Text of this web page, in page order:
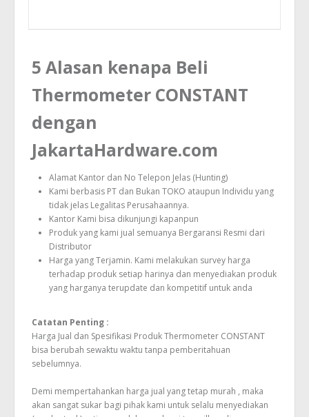
5 Alasan kenapa Beli
Thermometer CONSTANT
dengan
JakartaHardware.com
Alamat Kantor dan No Telepon Jelas (Hunting)
Kami berbasis PT dan Bukan TOKO ataupun Individu yang
tidak jelas Legalitas Perusahaannya.
Kantor Kami bisa dikunjungi kapanpun
Produk yang kami jual semuanya Bergaransi Resmi dari
Distributor
Harga yang Terjamin. Kami melakukan survey harga
terhadap produk setiap harinya dan menyediakan produk
yang harganya terupdate dan kompetitif untuk anda
Catatan Penting :
Harga Jual dan Spesifikasi Produk Thermometer CONSTANT
bisa berubah sewaktu waktu tanpa pemberitahuan
sebelumnya.
Demi mempertahankan harga jual yang tetap murah , maka
akan sangat sukar bagi pihak kami untuk selalu menyediakan